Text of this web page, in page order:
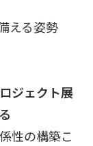
える姿勢
ジェクト展
性の構築こ